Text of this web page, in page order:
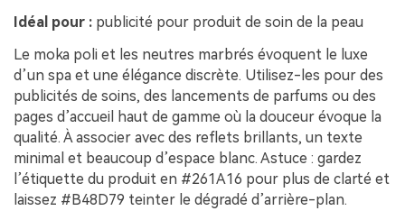
Idéal pour : publicité pour produit de soin de la peau
Le moka poli et les neutres marbrés évoquent le luxe
d’un spa et une élégance discrète. Utilisez-les pour des
publicités de soins, des lancements de parfums ou des
pages d’accueil haut de gamme où la douceur évoque la
qualité. À associer avec des reflets brillants, un texte
minimal et beaucoup d’espace blanc. Astuce : gardez
l’étiquette du produit en #261A16 pour plus de clarté et
laissez #B48D79 teinter le dégradé d’arrière-plan.